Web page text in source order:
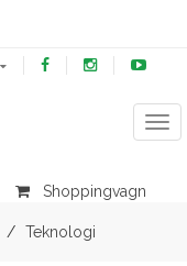
Shoppingvagn
Teknologi